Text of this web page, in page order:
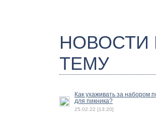
ТЕМУ
Как ухаживать за набором
для пикника?
25.02.22 [13:20]